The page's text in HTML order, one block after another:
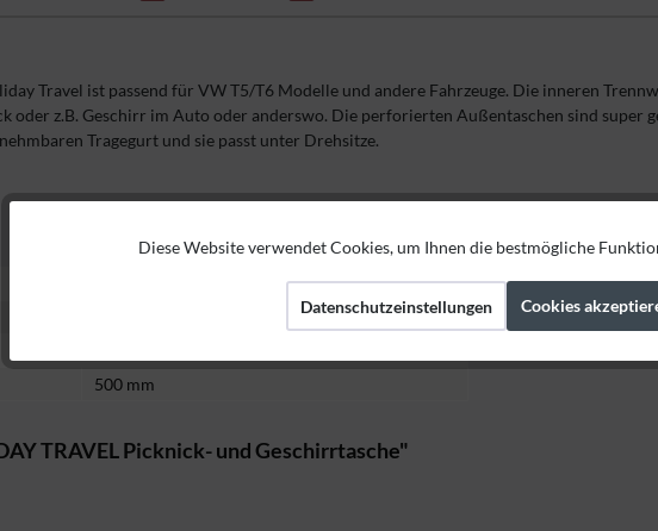
Travel ist passend für VW T5/T6 Modelle und andere Fahrzeuge. Die inneren
oder z.B. Geschirr im Auto oder anderswo. Die perforierten Außentaschen sind
Tragegurt und sie passt unter Drehsitze.
500 mm
TRAVEL Picknick- und Geschirrtasche"
Tracking
Diese Website verwendet Cookies, um Ihnen die bestmögliche
Datenschutzeinstellungen Cookies